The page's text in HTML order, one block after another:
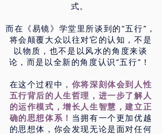
式。
而在《易镜》学堂里所谈到的“五行”，
将会颠覆大众以往对它的认知，不是
以物质，也不是以风水的角度来谈
论，而是以全新的角度认识“五行”！
在这个过程中， 你将深刻体会到人性
五行背后的人生哲理，进一步了解人
的运作模式，增长人生智慧，建立正
确的思想体系！ 当拥有一个更加优越
的思想体，你会发现无论是面对任何